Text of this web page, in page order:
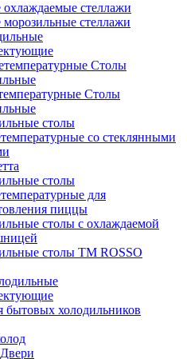
стеллажи
стеллажи
Столы
Столы
столы
со стеклянными
столы
для
пиццы
столы с охлаждаемой
столы ТМ ROSSO
бытовых холодильников